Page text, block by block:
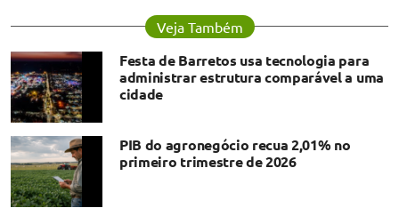
Veja Também
Festa de Barretos usa tecnologia para
administrar estrutura comparável a uma
cidade
PIB do agronegócio recua 2,01% no
primeiro trimestre de 2026